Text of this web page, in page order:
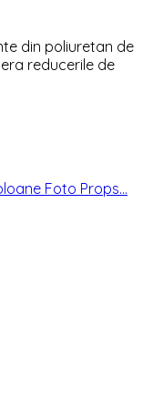
din poliuretan de
reducerile de